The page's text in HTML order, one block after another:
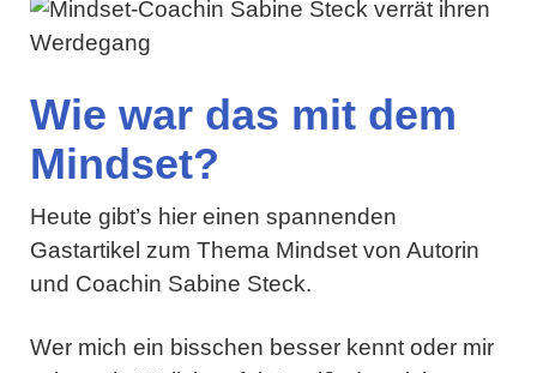
Wie war das mit dem
Mindset?
Heute gibt’s hier einen spannenden
Gastartikel zum Thema Mindset von Autorin
und Coachin Sabine Steck.
Wer mich ein bisschen besser kennt oder mir